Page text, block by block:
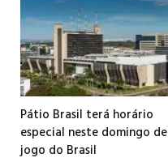
Pátio Brasil terá horário
especial neste domingo de
jogo do Brasil